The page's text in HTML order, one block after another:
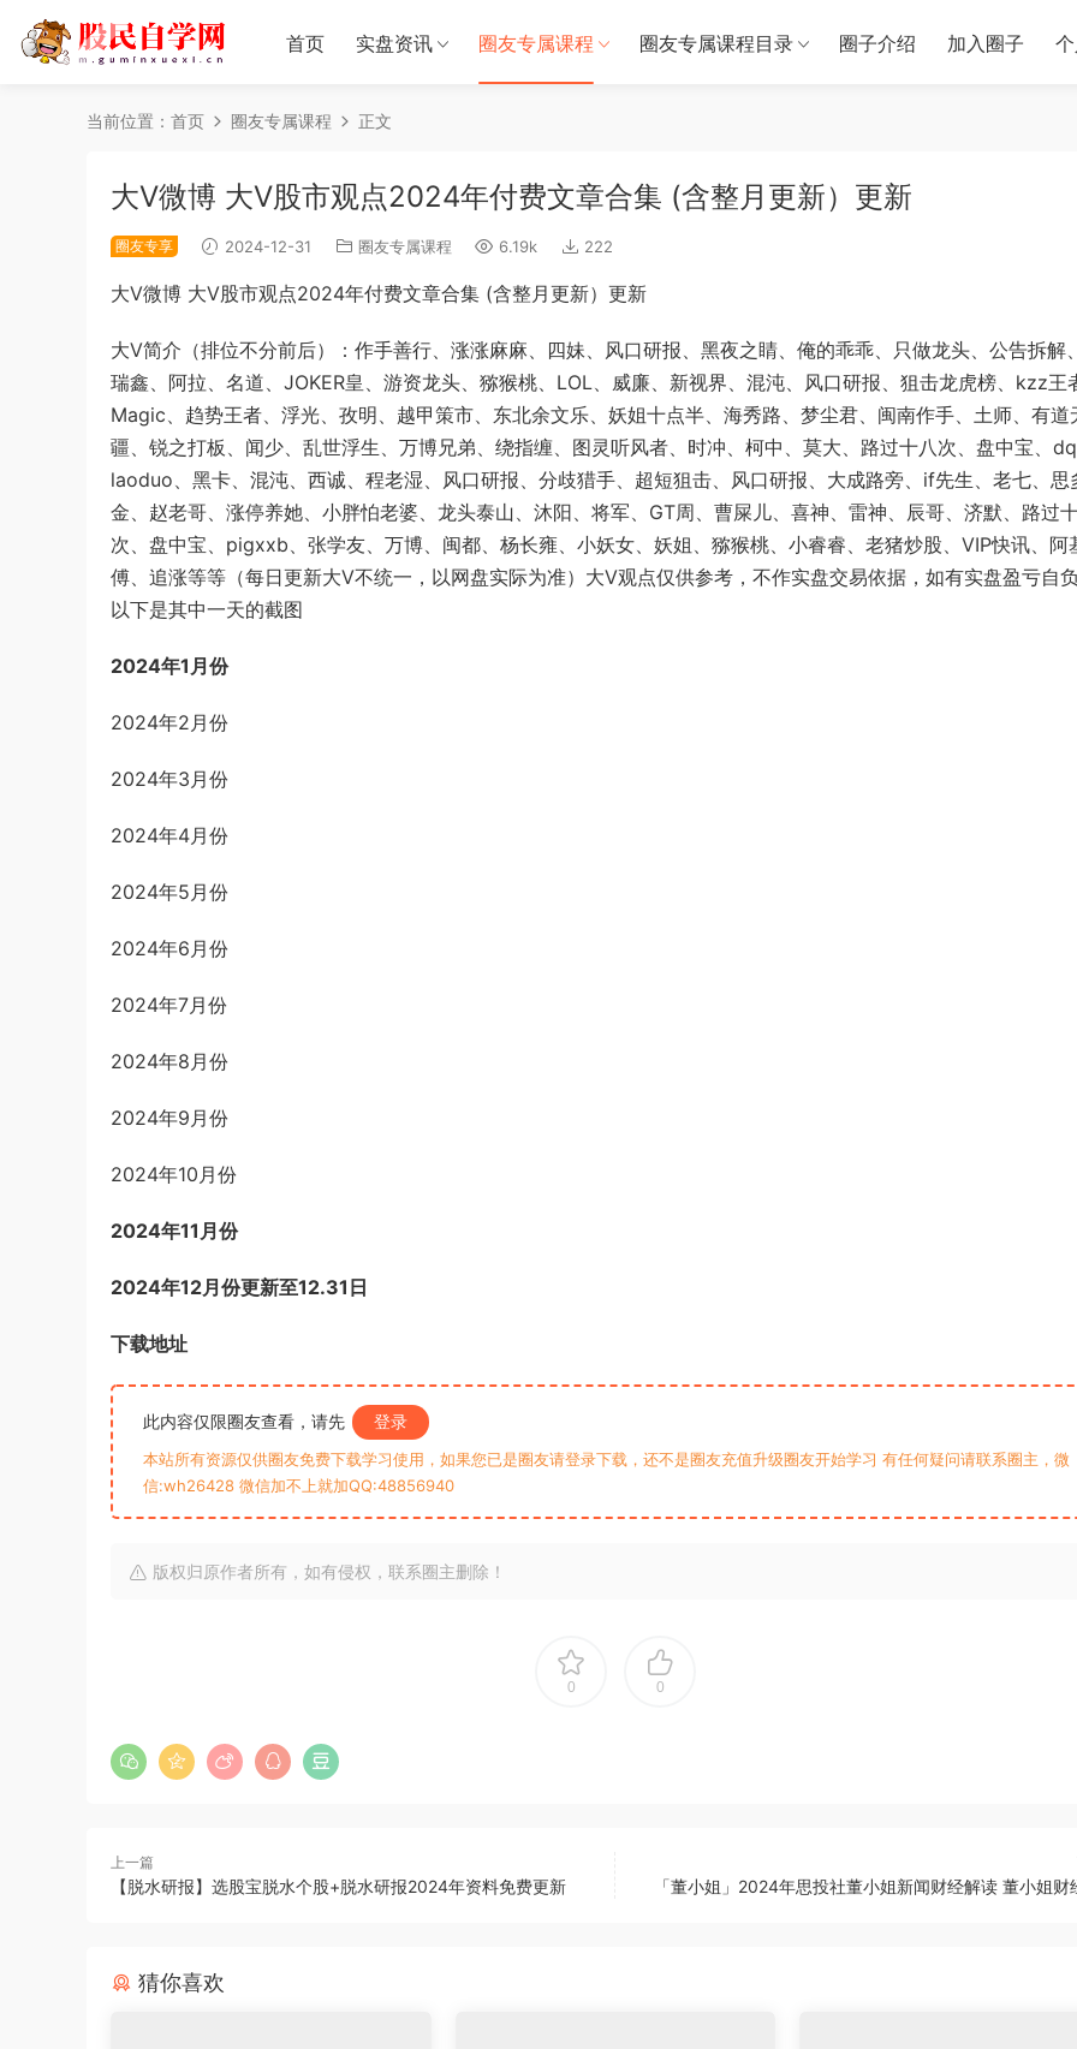
首页 实盘资讯 圈友专属课程 圈友专属课程目录 圈子介绍 加入圈子
当前位置： 首页 圈友专属课程 正文
大V微博 大V股市观点2024年付费文章合集 (含整月更新）更新
圈友专享 2024-12-31 圈友专属课程 6.19k 222
大V微博 大V股市观点2024年付费文章合集 (含整月更新）更新
大V简介（排位不分前后）：作手善行、涨涨麻麻、四妹、风口研报、黑夜之睛、俺的乖乖、只做龙头、公告拆解
瑞鑫、阿拉、名道、JOKER皇、游资龙头、猕猴桃、LOL、威廉、新视界、混沌、风口研报、狙击龙虎榜、kzz王
Magic、趋势王者、浮光、孜明、越甲策市、东北余文乐、妖姐十点半、海秀路、梦尘君、闽南作手、土师、有道
疆、锐之打板、闻少、乱世浮生、万博兄弟、绕指缠、图灵听风者、时冲、柯中、莫大、路过十八次、盘中宝、dq
laoduo、黑卡、混沌、西诚、程老湿、风口研报、分歧猎手、超短狙击、风口研报、大成路旁、if先生、老七、思
金、赵老哥、涨停养她、小胖怕老婆、龙头泰山、沐阳、将军、GT周、曹屎儿、喜神、雷神、辰哥、济默、路过
次、盘中宝、pigxxb、张学友、万博、闽都、杨长雍、小妖女、妖姐、猕猴桃、小睿睿、老猪炒股、VIP快讯、阿
傅、追涨等等（每日更新大V不统一，以网盘实际为准）大V观点仅供参考，不作实盘交易依据，如有实盘盈亏自负
以下是其中一天的截图
2024年1月份
2024年2月份
2024年3月份
2024年4月份
2024年5月份
2024年6月份
2024年7月份
2024年8月份
2024年9月份
2024年10月份
2024年11月份
2024年12月份更新至12.31日
下载地址
此内容仅限圈友查看，请先 登录
本站所有资源仅供圈友免费下载学习使用，如果您已是圈友请登录下载，还不是圈友充值升级圈友开始学习 有任何疑问请联系圈主，微
信:wh26428 微信加不上就加QQ:48856940
版权归原作者所有，如有侵权，联系圈主删除！
0 0
上一篇
【脱水研报】选股宝脱水个股+脱水研报2024年资料免费更新 「董小姐」2024年思投社董小姐新闻财经解读 董小姐财
猜你喜欢